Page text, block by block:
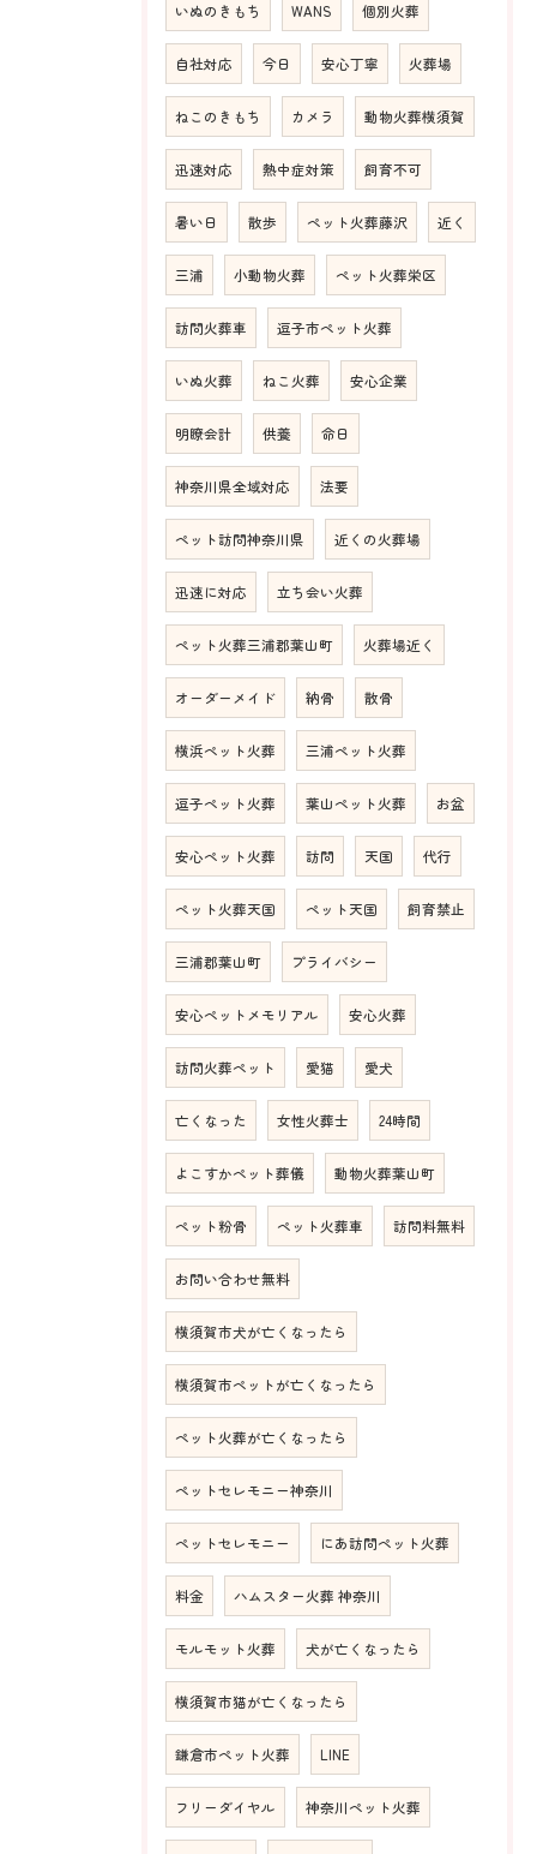
いぬのきもち WANS 個別火葬
自社対応 今日 安心丁寧 火葬場
ねこのきもち カメラ 動物火葬横須賀
迅速対応 熱中症対策 飼育不可
暑い日 散歩 ペット火葬藤沢 近く
三浦 小動物火葬 ペット火葬栄区
訪問火葬車 逗子市ペット火葬
いぬ火葬 ねこ火葬 安心企業
明瞭会計 供養 命日
神奈川県全域対応 法要
ペット訪問神奈川県 近くの火葬場
迅速に対応 立ち会い火葬
ペット火葬三浦郡葉山町 火葬場近く
オーダーメイド 納骨 散骨
横浜ペット火葬 三浦ペット火葬
逗子ペット火葬 葉山ペット火葬 お盆
安心ペット火葬 訪問 天国 代行
ペット火葬天国 ペット天国 飼育禁止
三浦郡葉山町 プライバシー
安心ペットメモリアル 安心火葬
訪問火葬ペット 愛猫 愛犬
亡くなった 女性火葬士 24時間
よこすかペット葬儀 動物火葬葉山町
ペット粉骨 ペット火葬車 訪問料無料
お問い合わせ無料
横須賀市犬が亡くなったら
横須賀市ペットが亡くなったら
ペット火葬が亡くなったら
ペットセレモニー神奈川
ペットセレモニー にあ訪問ペット火葬
料金 ハムスター火葬 神奈川
モルモット火葬 犬が亡くなったら
横須賀市猫が亡くなったら
鎌倉市ペット火葬 LINE
フリーダイヤル 神奈川ペット火葬